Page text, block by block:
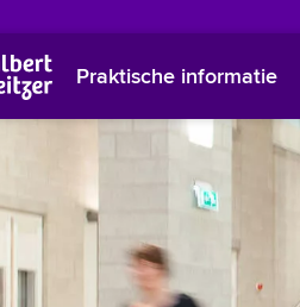
Praktische informatie